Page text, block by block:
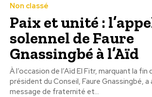
Non classé
Paix et unité :
solennel de Faure
Gnassingbé à l’Aïd
À l’occasion de l’Aïd El Fitr, marquant la fin
président du Conseil, Faure Gnassingbé, a
message de fraternité et...